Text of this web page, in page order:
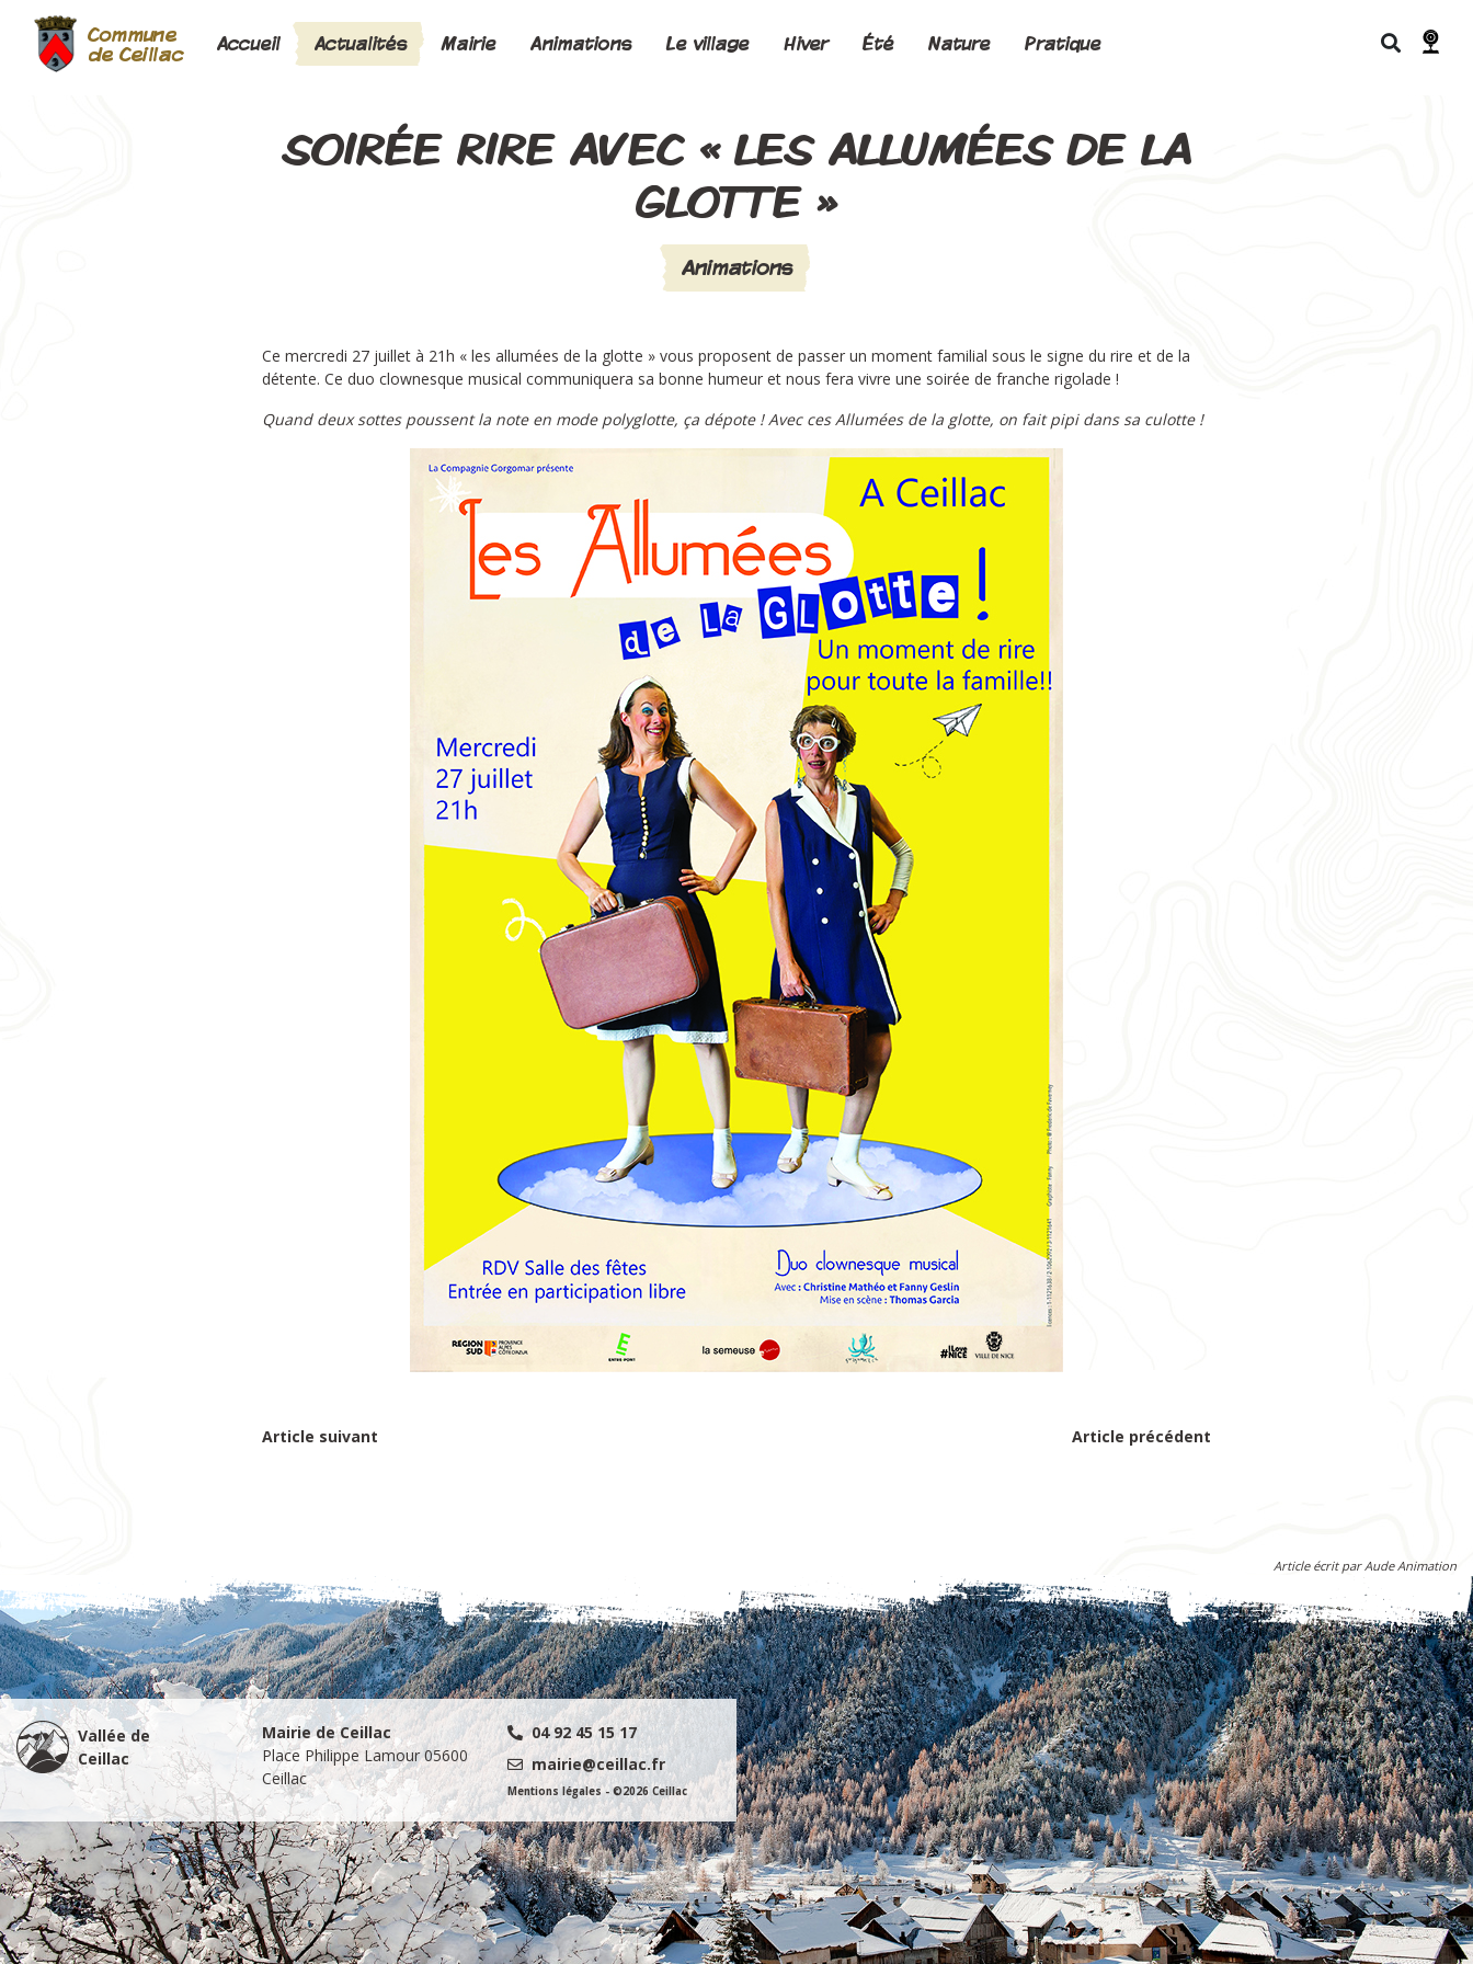
Commune
de Ceillac
Accueil Actualités Mairie Animations Le village Hiver Été Nature Pratique
SOIRÉE RIRE AVEC « LES ALLUMÉES DE LA
GLOTTE »
Animations
Ce mercredi 27 juillet à 21h « les allumées de la glotte » vous proposent de passer un moment familial sous le signe du rire et de la
détente. Ce duo clownesque musical communiquera sa bonne humeur et nous fera vivre une soirée de franche rigolade !
Quand deux sottes poussent la note en mode polyglotte, ça dépote ! Avec ces Allumées de la glotte, on fait pipi dans sa culotte !
Article suivant Article précédent
Article écrit par Aude Animation
Vallée de
Ceillac
Mairie de Ceillac
Place Philippe Lamour 05600
Ceillac
04 92 45 15 17
mairie@ceillac.fr
Mentions légales - ©2026 Ceillac